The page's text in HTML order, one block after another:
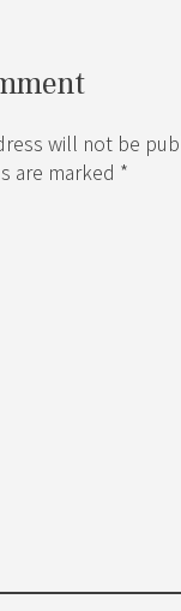
will not be
are marked *